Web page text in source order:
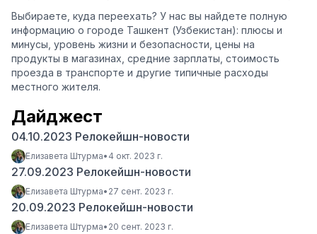
Выбираете, куда переехать? У нас вы найдете полную
информацию о городе Ташкент (Узбекистан): плюсы и
минусы, уровень жизни и безопасности, цены на
продукты в магазинах, средние зарплаты, стоимость
проезда в транспорте и другие типичные расходы
местного жителя.
Дайджест
04.10.2023 Релокейшн-новости
Елизавета Штурма• 4 окт. 2023 г.
27.09.2023 Релокейшн-новости
Елизавета Штурма• 27 сент. 2023 г.
20.09.2023 Релокейшн-новости
Елизавета Штурма• 20 сент. 2023 г.